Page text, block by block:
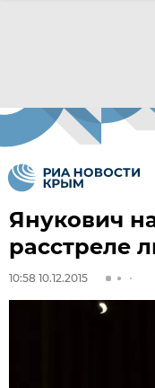
Янукович
расстреле
10:58 10.12.2015